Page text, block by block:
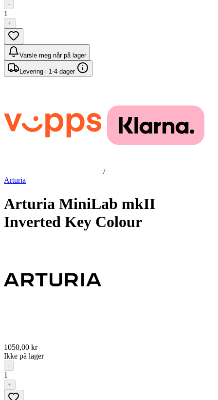
-
1
+
Varsle meg når på lager
Levering i 1-4 dager
/
Arturia
Arturia MiniLab mkII
Inverted Key Colour
1050,00 kr
Ikke på lager
-
1
+